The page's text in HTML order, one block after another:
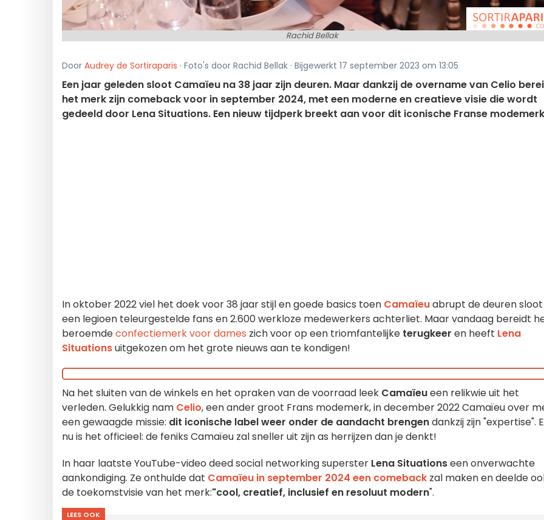
Rachid Bellak
Door Audrey de Sortiraparis · Foto's door Rachid Bellak · Bijgewerkt 17 september 2023 om 13:05
Een jaar geleden sloot Camaïeu na 38 jaar zijn deuren. Maar dankzij de overname van Celio
het merk zijn comeback voor in september 2024, met een moderne en creatieve visie die wordt
gedeeld door Lena Situations. Een nieuw tijdperk breekt aan voor dit iconische Franse
In oktober 2022 viel het doek voor 38 jaar stijl en goede basics toen Camaïeuabrupt de deuren
een legioen teleurgestelde fans en 2.600 werkloze medewerkers achterliet. Maar vandaag bereidt
beroemdeconfectiemerk voor dames zich voor op een triomfantelijke terugkeer en heeft Lena
Situationsuitgekozen om het grote nieuws aan te kondigen!
Na het sluiten van de winkels en het opraken van de voorraad leek Camaïeueen relikwie uit het
verleden. Gelukkig nam Celio, een ander groot Frans modemerk, in december 2022 Camaïeu over
een gewaagde missie: dit iconische label weer onder de aandacht brengendankzij zijn "expertise".
nu is het officieel: de feniks Camaïeu zal sneller uit zijn as herrijzen dan je denkt!
In haar laatste YouTube-video deed social networking superster Lena Situationseen onverwachte
aankondiging. Ze onthulde dat Camaïeu in september 2024 een comeback zal maken en deelde
de toekomstvisie van het merk:"cool, creatief, inclusief en resoluut modern".
LEES OOK